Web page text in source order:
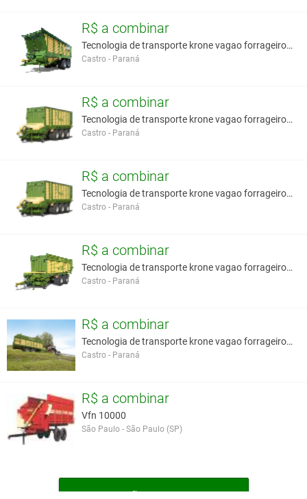
R$ a combinar
Tecnologia de transporte krone vagao forrageiro de
Castro - Paraná
R$ a combinar
Tecnologia de transporte krone vagao forrageiro au
Castro - Paraná
R$ a combinar
Tecnologia de transporte krone vagao forrageiro au
Castro - Paraná
R$ a combinar
Tecnologia de transporte krone vagao forrageiro au
Castro - Paraná
R$ a combinar
Tecnologia de transporte krone vagao forrageiro au
Castro - Paraná
R$ a combinar
Vfn 10000
São Paulo - São Paulo (SP)